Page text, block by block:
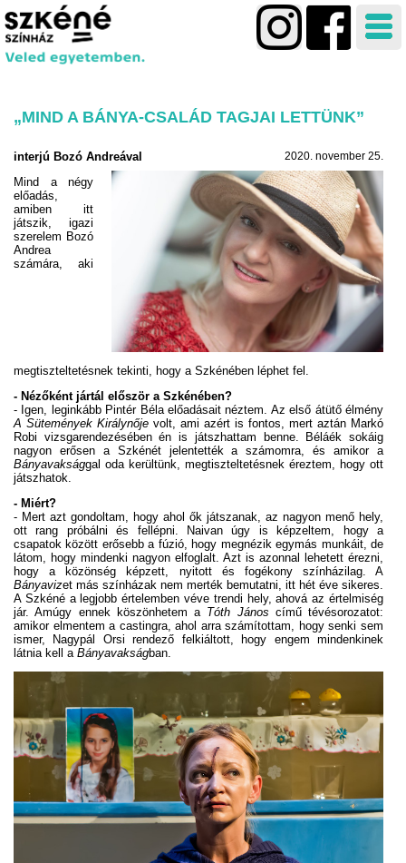
„MIND A BÁNYA-CSALÁD TAGJAI LETTÜNK”
2020. november 25.
interjú Bozó Andreával
Mind a négy
előadás,
amiben itt
játszik, igazi
szerelem Bozó
Andrea
számára, aki
megtiszteltetésnek tekinti, hogy a Szkénében léphet fel.
- Nézőként jártál először a Szkénében?
- Igen, leginkább Pintér Béla előadásait néztem. Az első átütő élmény
A Sütemények Királynője volt, ami azért is fontos, mert aztán Markó
Robi vizsgarendezésében én is játszhattam benne. Béláék sokáig
nagyon erősen a Szkénét jelentették a számomra, és amikor a
Bányavaksággal oda kerültünk, megtiszteltetésnek éreztem, hogy ott
játszhatok.
- Miért?
- Mert azt gondoltam, hogy ahol ők játszanak, az nagyon menő hely,
ott rang próbálni és fellépni. Naivan úgy is képzeltem, hogy a
csapatok között erősebb a fúzió, hogy megnézik egymás munkáit, de
látom, hogy mindenki nagyon elfoglalt. Azt is azonnal lehetett érezni,
hogy a közönség képzett, nyitott és fogékony színházilag. A
Bányavizet más színházak nem merték bemutatni, itt hét éve sikeres.
A Szkéné a legjobb értelemben véve trendi hely, ahová az értelmiség
jár. Amúgy ennek köszönhetem a Tóth János című tévésorozatot:
amikor elmentem a castingra, ahol arra számítottam, hogy senki sem
ismer, Nagypál Orsi rendező felkiáltott, hogy engem mindenkinek
látnia kell a Bányavakságban.